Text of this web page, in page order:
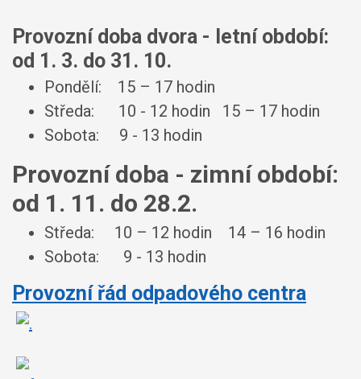
Provozní doba dvora - letní období:
od 1. 3. do 31. 10.
Pondělí: 15 – 17 hodin
Středa: 10 - 12 hodin 15 – 17 hodin
Sobota: 9 - 13 hodin
Provozní doba - zimní období:
od 1. 11. do 28.2.
Středa: 10 – 12 hodin 14 – 16 hodin
Sobota: 9 - 13 hodin
Provozní řád odpadového centra